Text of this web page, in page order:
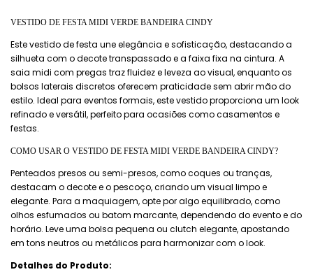
VESTIDO DE FESTA MIDI VERDE BANDEIRA CINDY
Este vestido de festa une elegância e sofisticação, destacando a
silhueta com o decote transpassado e a faixa fixa na cintura. A
saia midi com pregas traz fluidez e leveza ao visual, enquanto os
bolsos laterais discretos oferecem praticidade sem abrir mão do
estilo. Ideal para eventos formais, este vestido proporciona um look
refinado e versátil, perfeito para ocasiões como casamentos e
festas.
COMO USAR O VESTIDO DE FESTA MIDI VERDE BANDEIRA CINDY?
Penteados presos ou semi-presos, como coques ou tranças,
destacam o decote e o pescoço, criando um visual limpo e
elegante. Para a maquiagem, opte por algo equilibrado, como
olhos esfumados ou batom marcante, dependendo do evento e do
horário. Leve uma bolsa pequena ou clutch elegante, apostando
em tons neutros ou metálicos para harmonizar com o look.
Detalhes do Produto: